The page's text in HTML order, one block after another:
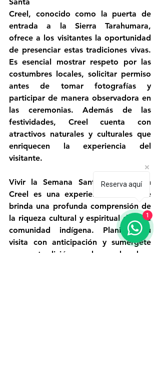
Creel, conocido como la puerta de
entrada a la Sierra Tarahumara,
ofrece a los visitantes la oportunidad
de presenciar estas tradiciones vivas.
Es esencial mostrar respeto por las
costumbres locales, solicitar permiso
antes de tomar fotografías y
participar de manera observadora en
las ceremonias. Además de las
festividades, Creel cuenta con
atractivos naturales y culturales que
enriquecen la experiencia del
visitante.
Vivir la Semana Santa rarámuri en
Creel es una experiencia única que
brinda una profunda comprensión de
la riqueza cultural y espiritual de esta
comunidad indígena. Planifica tu
visita con anticipación y sumérgete
en una tradición que ha perdurado a
Reserva aquí
1